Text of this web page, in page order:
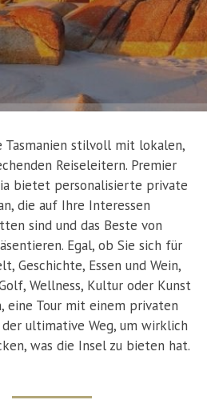
Tasmanien stilvoll mit lokalen,
Reiseleitern. Premier
bietet personalisierte private
die auf Ihre Interessen
sind und das Beste von
Egal, ob Sie sich für
Geschichte, Essen und Wein,
Wellness, Kultur oder Kunst
eine Tour mit einem privaten
ultimative Weg, um wirklich
was die Insel zu bieten hat.